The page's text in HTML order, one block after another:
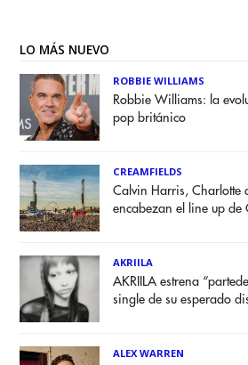
LO MÁS NUEVO
ROBBIE WILLIAMS
Robbie Williams: la
pop británico
CREAMFIELDS
Calvin Harris, Charlotte
encabezan el line up de
AKRIILA
AKRIILA estrena
single de su esperado
ALEX WARREN